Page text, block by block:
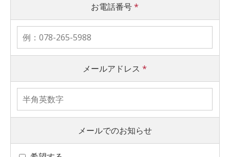
お電話番号*
メールアドレス*
メールでのお知らせ